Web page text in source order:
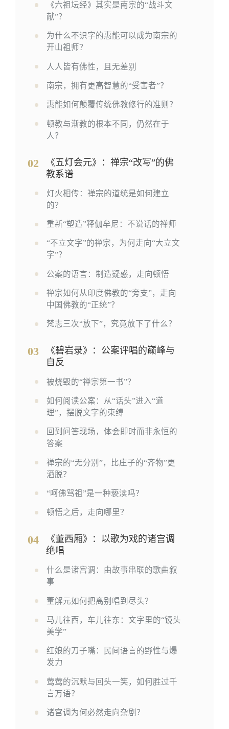
《六祖坛经》其实是南宗的“战斗文
献”？
为什么不识字的惠能可以成为南宗的
开山祖师？
人人皆有佛性，且无差别
南宗，拥有更高智慧的“受害者”？
惠能如何颠覆传统佛教修行的准则？
顿教与渐教的根本不同，仍然在于
人？
02
《五灯会元》：禅宗“改写”的佛
教系谱
灯火相传：禅宗的道统是如何建立
的？
重新“塑造”释伽牟尼：不说话的禅师
“不立文字”的禅宗，为何走向“大立文
字”？
公案的语言：制造疑惑，走向顿悟
禅宗如何从印度佛教的“旁支”，走向
中国佛教的“正统”？
梵志三次“放下”，究竟放下了什么？
03
《碧岩录》：公案评唱的巅峰与
自反
被烧毁的“禅宗第一书”？
如何阅读公案：从“话头”进入“道
理”，摆脱文字的束缚
回到问答现场，体会即时而非永恒的
答案
禅宗的“无分别”，比庄子的“齐物”更
洒脱？
“呵佛骂祖”是一种亵渎吗？
顿悟之后，走向哪里？
04
《董西厢》：以歌为戏的诸宫调
绝唱
什么是诸宫调：由故事串联的歌曲叙
事
董解元如何把离别唱到尽头？
马儿往西，车儿往东：文字里的“镜头
美学”
红娘的刀子嘴：民间语言的野性与爆
发力
莺莺的沉默与回头一笑，如何胜过千
言万语？
诸宫调为何必然走向杂剧？